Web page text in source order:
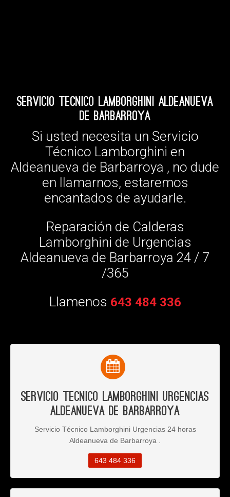
Servicio Tecnico Lamborghini Aldeanueva
de Barbarroya
Si usted necesita un Servicio
Técnico Lamborghini en
Aldeanueva de Barbarroya , no dude
en llamarnos, estaremos
encantados de ayudarle.
Reparación de Calderas
Lamborghini de Urgencias
Aldeanueva de Barbarroya 24 / 7
/365
Llamenos 643 484 336
Servicio Tecnico Lamborghini Urgencias
Aldeanueva de Barbarroya
Servicio Técnico Lamborghini Urgencias 24 horas
Aldeanueva de Barbarroya .
643 484 336